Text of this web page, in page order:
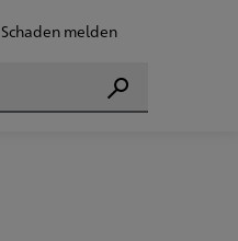
Schaden melden
Suchen
Suchen